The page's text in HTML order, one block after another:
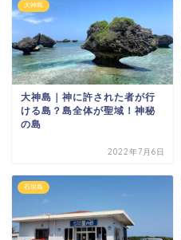
大神島
大神島｜神に許された者が行
ける島？島全体が聖域！神秘
の島
2022年7月6日
石垣島